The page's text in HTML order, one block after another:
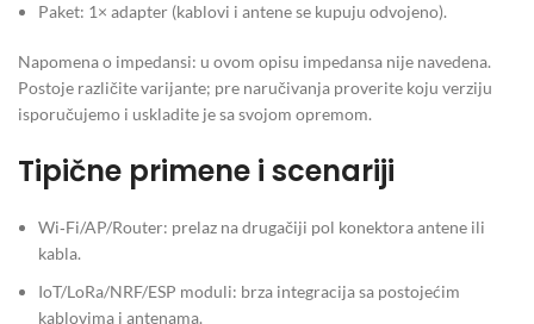
Paket: 1× adapter (kablovi i antene se kupuju odvojeno).
Napomena o impedansi: u ovom opisu impedansa nije navedena.
Postoje različite varijante; pre naručivanja proverite koju verziju
isporučujemo i uskladite je sa svojom opremom.
Tipične primene i scenariji
Wi‑Fi/AP/Router: prelaz na drugačiji pol konektora antene ili
kabla.
IoT/LoRa/NRF/ESP moduli: brza integracija sa postojećim
kablovima i antenama.